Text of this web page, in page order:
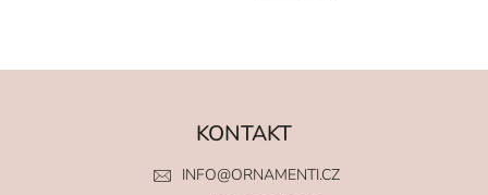
KONTAKT
INFO@ORNAMENTI.CZ